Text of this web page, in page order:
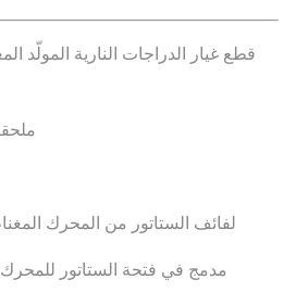
قطع غيار الدراجات النارية المولّد
لفائف الستاتور من المحرك
مدمج في فتحة الستاتور